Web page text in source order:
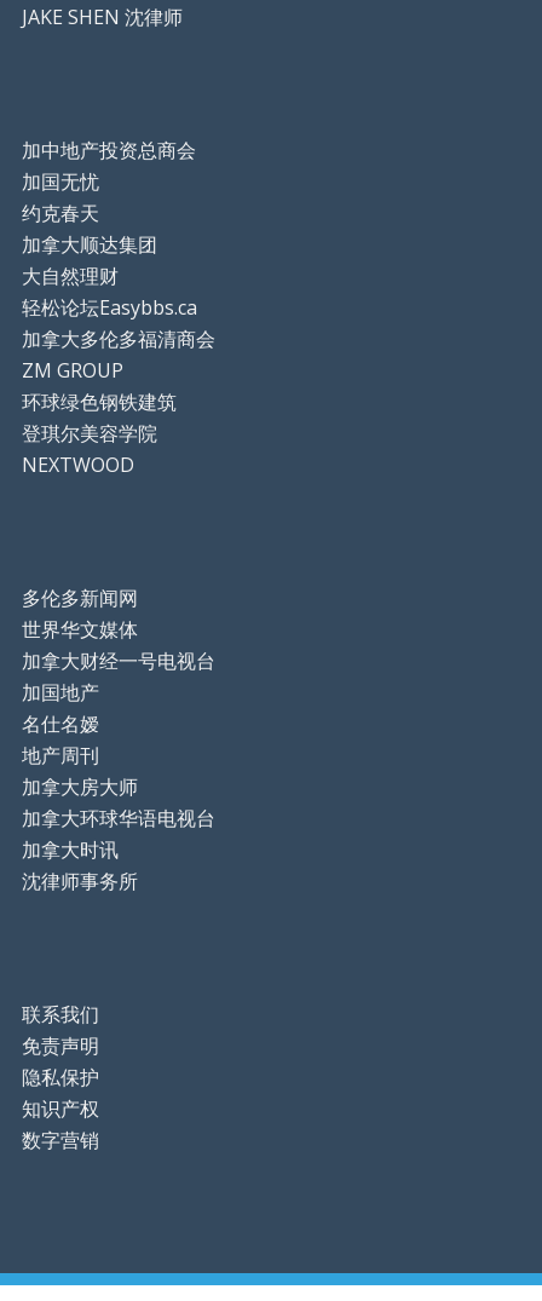
JAKE SHEN 沈律师
加中地产投资总商会
加国无忧
约克春天
加拿大顺达集团
大自然理财
轻松论坛Easybbs.ca
加拿大多伦多福清商会
ZM GROUP
环球绿色钢铁建筑
登琪尔美容学院
NEXTWOOD
多伦多新闻网
世界华文媒体
加拿大财经一号电视台
加国地产
名仕名嫒
地产周刊
加拿大房大师
加拿大环球华语电视台
加拿大时讯
沈律师事务所
联系我们
免责声明
隐私保护
知识产权
数字营销